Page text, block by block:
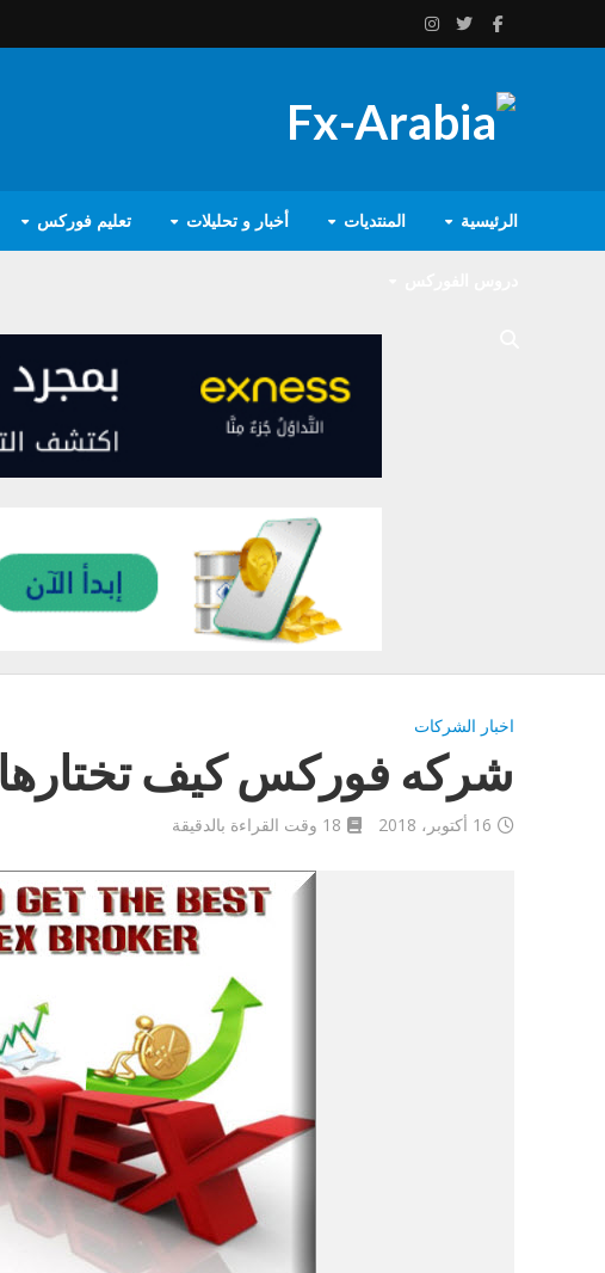
الرئيسية المنتديات أخبار و تحليلات تعليم فوركس
اخبار الشركات
شركه فوركس كيف تختارها
16 أكتوبر، 2018 18 وقت القراءة بالدقيقة